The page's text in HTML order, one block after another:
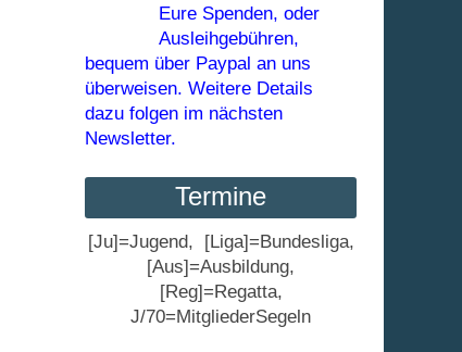
Eure Spenden, oder
Ausleihgebühren,
bequem über Paypal an uns
überweisen. Weitere Details
dazu folgen im nächsten
Newsletter.
Termine
[Ju]=Jugend, [Liga]=Bundesliga,
[Aus]=Ausbildung,
[Reg]=Regatta,
J/70=MitgliederSegeln